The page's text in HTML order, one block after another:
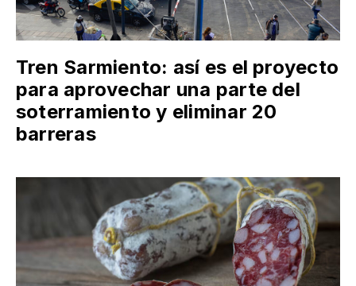
Tren Sarmiento: así es el proyecto
para aprovechar una parte del
soterramiento y eliminar 20
barreras